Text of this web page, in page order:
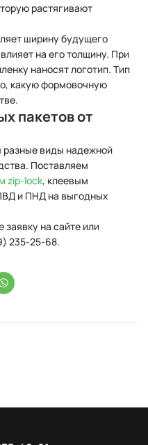
растягивают
ширину будущего
на его толщину. При
наносят логотип. Тип
какую формовочную
пакетов от
разные виды надежной
Поставляем
zip-lock, клеевым
и ПНД на выгодных
заявку на сайте или
235-25-68.